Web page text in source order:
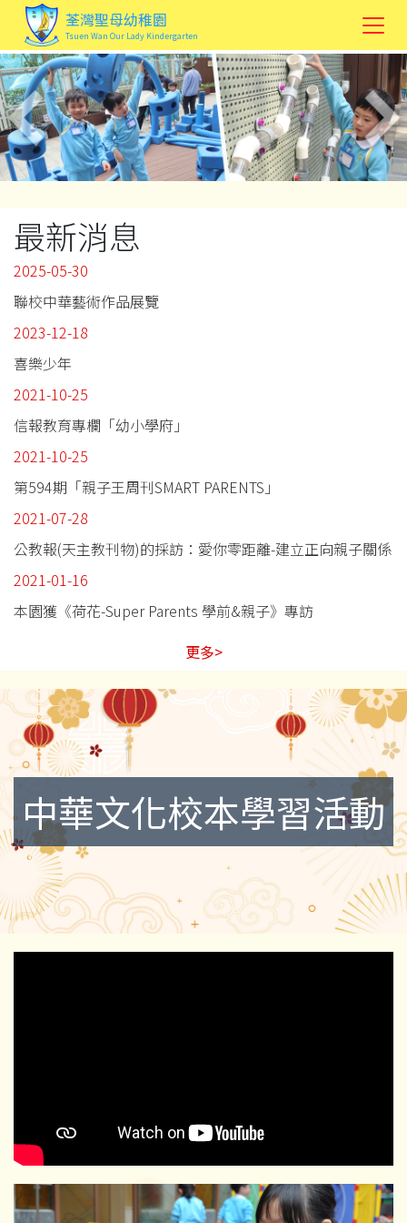
荃灣聖母幼稚園
Tsuen Wan Our Lady Kindergarten
最新消息
2025-05-30
聯校中華藝術作品展覽
2023-12-18
喜樂少年
2021-10-25
信報教育專欄「幼小學府」
2021-10-25
第594期「親子王周刊SMART PARENTS」
2021-07-28
公教報(天主教刊物)的採訪：愛你零距離-建立正向親子關係
2021-01-16
本園獲《荷花-Super Parents 學前&親子》專訪
更多>
中華文化校本學習活動